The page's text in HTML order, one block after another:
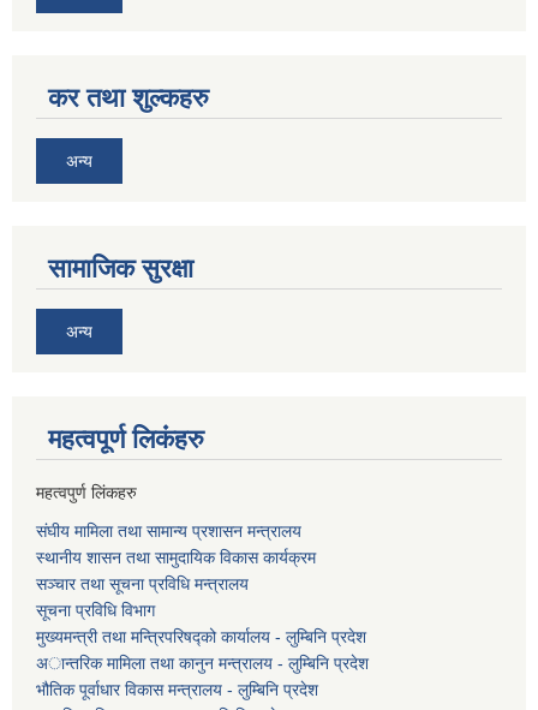
कर तथा शुल्कहरु
अन्य
सामाजिक सुरक्षा
अन्य
महत्वपूर्ण लि‌कंंहरु
महत्वपुर्ण लिंकहरु
संघीय मामिला तथा सामान्य प्रशासन मन्त्रालय
स्थानीय शासन तथा सामुदायिक विकास कार्यक्रम
सञ्चार तथा सूचना प्रविधि मन्त्रालय
सूचना प्रविधि विभाग
मुख्यमन्त्री तथा मन्त्रिपरिषद्को कार्यालय - लुम्बिनि प्रदेश
अान्तरिक मामिला तथा कानुन मन्त्रालय - लुम्बिनि प्रदेश
भौतिक पूर्वाधार विकास मन्त्रालय - लुम्बिनि प्रदेश